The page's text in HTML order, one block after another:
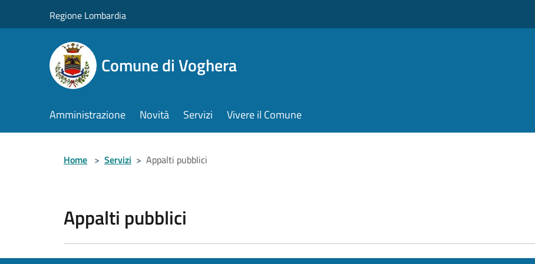
Regione Lombardia
Comune di Voghera
Amministrazione Novità Servizi Vivere il Comune
Home > Servizi > Appalti pubblici
Appalti pubblici